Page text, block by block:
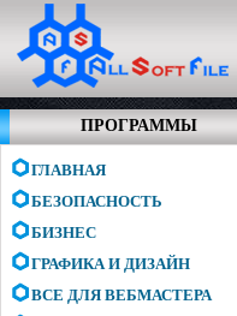
ПРОГРАММЫ
ГЛАВНАЯ
БЕЗОПАСНОСТЬ
БИЗНЕС
ГРАФИКА И ДИЗАЙН
ВСЕ ДЛЯ ВЕБМАСТЕРА